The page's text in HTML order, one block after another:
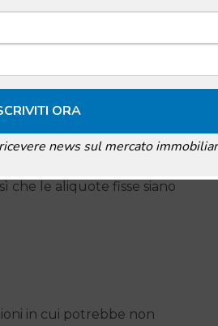
più evidenti.
spesso al 10%.
è più diretta rispetto alla
che le aliquote fisse siano
in cui potrebbe non
news sul mercato